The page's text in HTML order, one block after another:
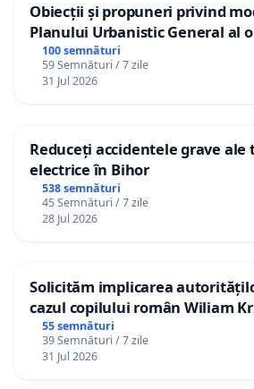
Obiecții și propuneri privind
Planului Urbanistic General al
100 semnături
59 Semnături / 7 zile
31 Jul 2026
Reduceți accidentele grave
electrice în Bihor
538 semnături
45 Semnături / 7 zile
28 Jul 2026
Solicităm implicarea
cazul copilului român Wiliam
Gheorghe, aflat în plasament
12 ani
55 semnături
39 Semnături / 7 zile
31 Jul 2026